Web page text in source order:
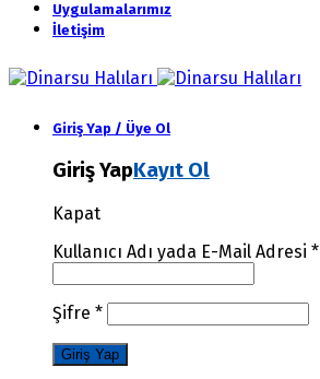
Uygulamalarımız
İletişim
Giriş Yap / Üye Ol
Giriş YapKayıt Ol
Kapat
Kullanıcı Adı yada E-Mail Adresi *
Şifre *